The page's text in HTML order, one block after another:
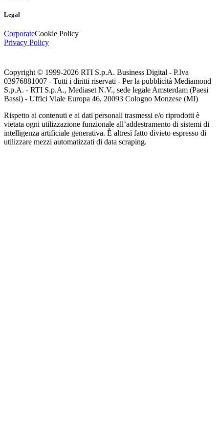
Legal
CorporateCookie Policy
Privacy Policy
Copyright © 1999-2026 RTI S.p.A. Business Digital - P.Iva
03976881007 - Tutti i diritti riservati - Per la pubblicità Mediamond
S.p.A. - RTI S.p.A., Mediaset N.V., sede legale Amsterdam (Paesi
Bassi) - Uffici Viale Europa 46, 20093 Cologno Monzese (MI)
Rispetto ai contenuti e ai dati personali trasmessi e/o riprodotti è
vietata ogni utilizzazione funzionale all’addestramento di sistemi di
intelligenza artificiale generativa. È altresì fatto divieto espresso di
utilizzare mezzi automatizzati di data scraping.